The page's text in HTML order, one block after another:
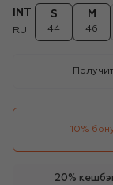
INT
RU
S
44
M
46
10%
20%